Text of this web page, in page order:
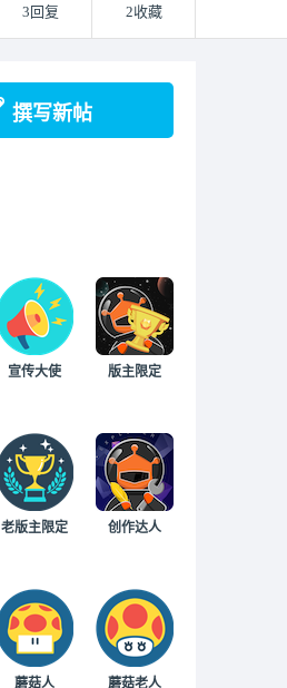
3回复 2收藏
撰写新帖
宣传大使 版主限定
老版主限定 创作达人
蘑菇人 蘑菇老人